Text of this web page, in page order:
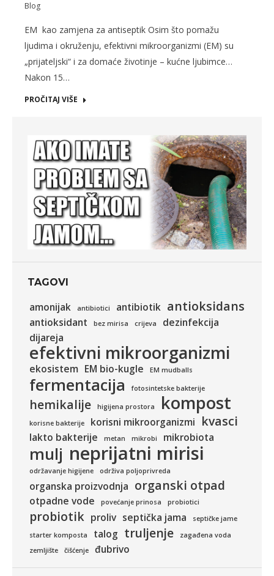
Blog
EM kao zamjena za antiseptik Osim što pomažu
ljudima i okruženju, efektivni mikroorganizmi (EM) su
„prijateljski“ i za domaće životinje – kućne ljubimce…
Nakon 15…
PROČITAJ VIŠE
TAGOVI
amonijak antibiotici antibiotik antioksidans
antioksidant bez mirisa crijeva
dezinfekcija
dijareja
efektivni mikroorganizmi
ekosistem EM bio-kugle EM mudballs
fermentacija fotosintetske bakterije
hemikalije higijena prostora kompost
korisne bakterije korisni mikroorganizmi kvasci
lakto bakterije metan mikrobi mikrobiota
mulj neprijatni mirisi
održavanje higijene održiva poljoprivreda
organska proizvodnja organski otpad
otpadne vode povećanje prinosa probiotici
probiotik proliv septička jama
septičke jame
starter komposta
talog truljenje
zagađena voda
zemljište
čišćenje đubrivo